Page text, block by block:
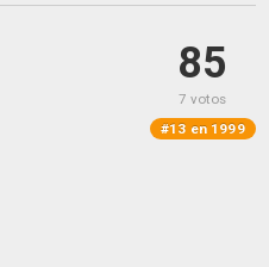
85
7 votos
#13 en 1999